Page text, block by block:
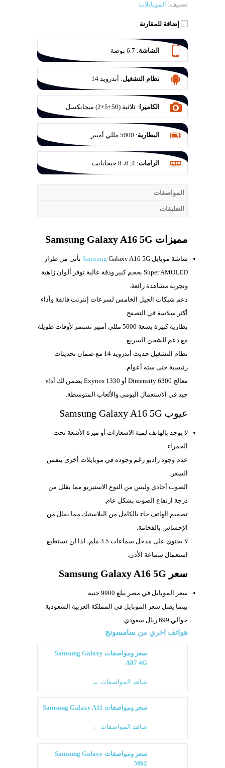
تصنيف: الموبايلات
إضافة للمقارنة
الشاشة: 6.7 بوصة
نظام التشغيل: أندرويد 14
الكاميرا : ثلاثية (50+5+2) ميجابكسل
البطارية: 5000 مللي أمبير
الرامات: 4, 6، 8 جيجابايت
المواصفات
التعليقات
مميزات Samsung Galaxy A16 5G
شاشة موبايل Samsung Galaxy A16 5G تأتي من طراز
Super AMOLED بحجم كبير ودقة عالية توفر ألوان زاهية
وتجربة مشاهدة رائعة.
دعم شبكات الجيل الخامس لسرعات إنترنت فائقة وأداء
أكثر سلاسة في التصفح.
بطارية كبيرة بسعة 5000 مللي أمبير تستمر لأوقات طويلة
مع دعم للشحن السريع.
نظام التشغيل حديث أندرويد 14 مع ضمان تحديثات
رئيسية حتى ستة أعوام.
معالج Dimensity 6300 أو Exynos 1330 يضمن لك أداء
جيد في الاستعمال اليومي والألعاب المتوسطة.
عيوب Samsung Galaxy A16 5G
لا يوجد بالهاتف لمبة الاشعارات أو ميزة الأشعة تحت
الحمراء.
عدم وجود راديو رغم وجوده في موبايلات أخرى بنفس
السعر.
الصوت أحادي وليس من النوع الاستيريو مما يقلل من
درجة ارتفاع الصوت بشكل عام.
تصميم الهاتف جاء بالكامل من البلاستيك مما يقلل من
الإحساس بالفخامة.
لا يحتوي على مدخل سماعات 3.5 ملم، لذا لن تستطيع
استعمال سماعة الأذن.
سعر Samsung Galaxy A16 5G
سعر الموبايل في مصر يبلغ 9900 جنيه.
بينما يصل سعر الموبايل في المملكة العربية السعودية
حوالي 699 ريال سعودي.
هواتف اخري من سامسونج
سعر ومواصفات Samsung Galaxy
A07 4G
شاهد المواصفات ←
سعر ومواصفات Samsung Galaxy A11
شاهد المواصفات ←
سعر ومواصفات Samsung Galaxy
M62